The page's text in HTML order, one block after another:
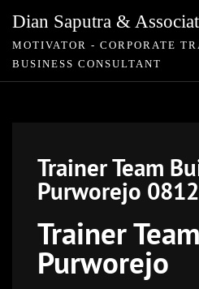
Dian Saputra &
MOTIVATOR - CORPORATE
BUSINESS CONSULTANT
Trainer Team
Purworejo
Trainer
Purworejo